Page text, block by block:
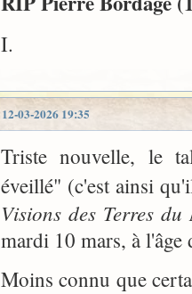
I.
12-03-2026 19:35
Triste nouvelle, le
éveillé" (c'est ainsi
Visions des Terres
mardi 10 mars, à l'âge
Moins connu que